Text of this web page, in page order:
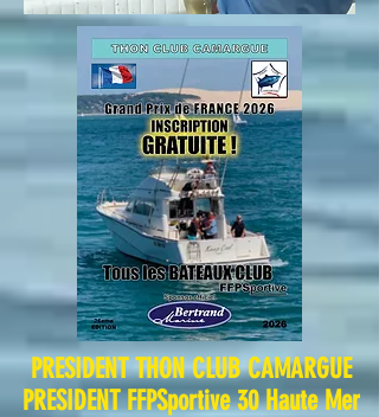
PRESIDENT THON CLUB CAMARGUE
PRESIDENT FFPSportive 30 Haute Mer